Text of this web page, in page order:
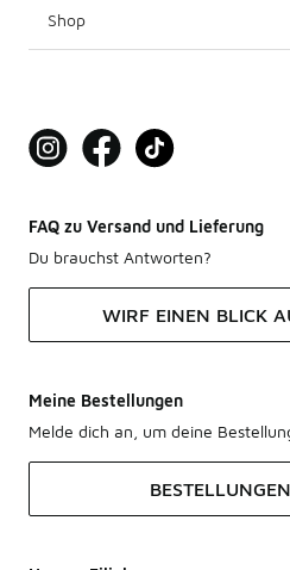
Shop
FAQ zu Versand und Lieferung
Du brauchst Antworten?
WIRF EINEN BLICK
Meine Bestellungen
Melde dich an, um deine